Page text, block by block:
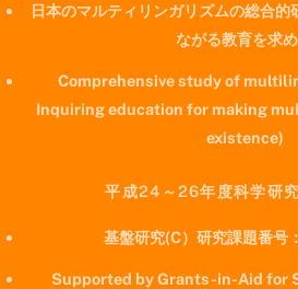
日本のマルティリンガリズムの総合
ながる教育を求
Comprehensive study of
Inquiring education for making
existence)
平成24～26年度科学研
基盤研究(C）研究課題番
Supported by Grants-in-Aid for